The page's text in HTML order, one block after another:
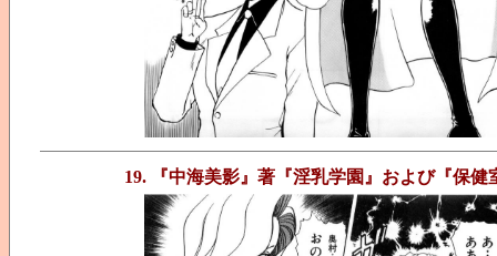
19. 『中海美影』著『淫乳学園』および『保健